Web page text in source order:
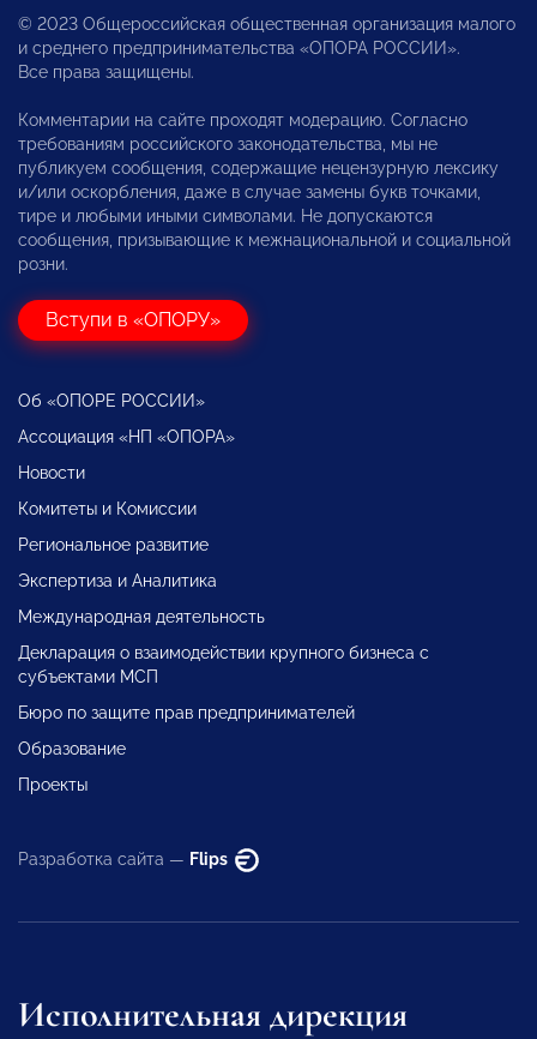
© 2023 Общероссийская общественная организация малого
и среднего предпринимательства «ОПОРА РОССИИ».
Все права защищены.
Комментарии на сайте проходят модерацию. Согласно
требованиям российского законодательства, мы не
публикуем сообщения, содержащие нецензурную лексику
и/или оскорбления, даже в случае замены букв точками,
тире и любыми иными символами. Не допускаются
сообщения, призывающие к межнациональной и социальной
розни.
Вступи в «ОПОРУ»
Об «ОПОРЕ РОССИИ»
Ассоциация «НП «ОПОРА»
Новости
Комитеты и Комиссии
Региональное развитие
Экспертиза и Аналитика
Международная деятельность
Декларация о взаимодействии крупного бизнеса с
субъектами МСП
Бюро по защите прав предпринимателей
Образование
Проекты
Разработка сайта — Flips
Исполнительная дирекция